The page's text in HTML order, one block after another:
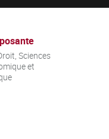
Sciences
et